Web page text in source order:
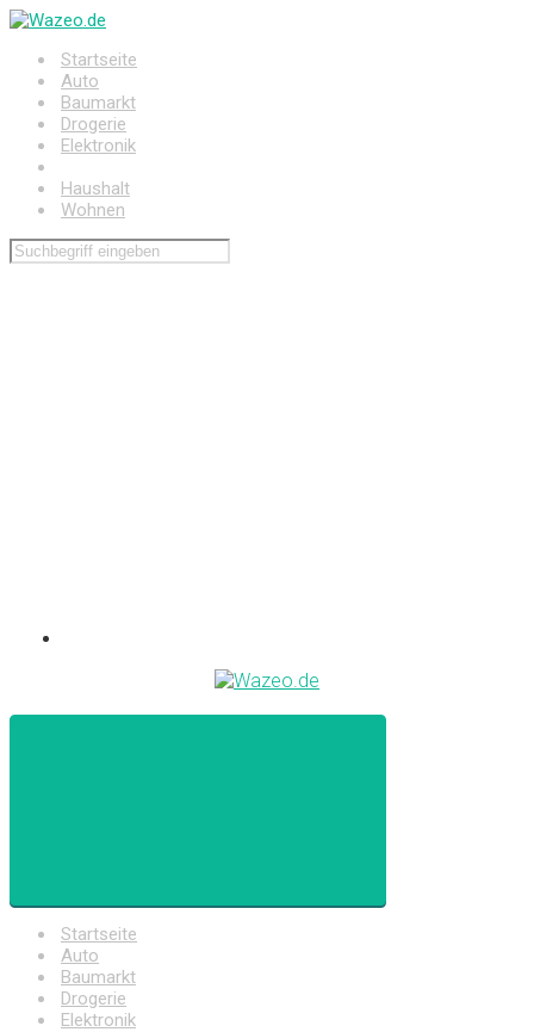
Zum
springenStartseite
Auto
Baumarkt
Drogerie
Elektronik
Haushalt
Wohnen
Startseite
Auto
Baumarkt
Drogerie
Elektronik